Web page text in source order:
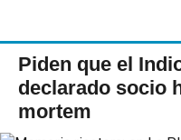
Piden que el
declarado socio
mortem